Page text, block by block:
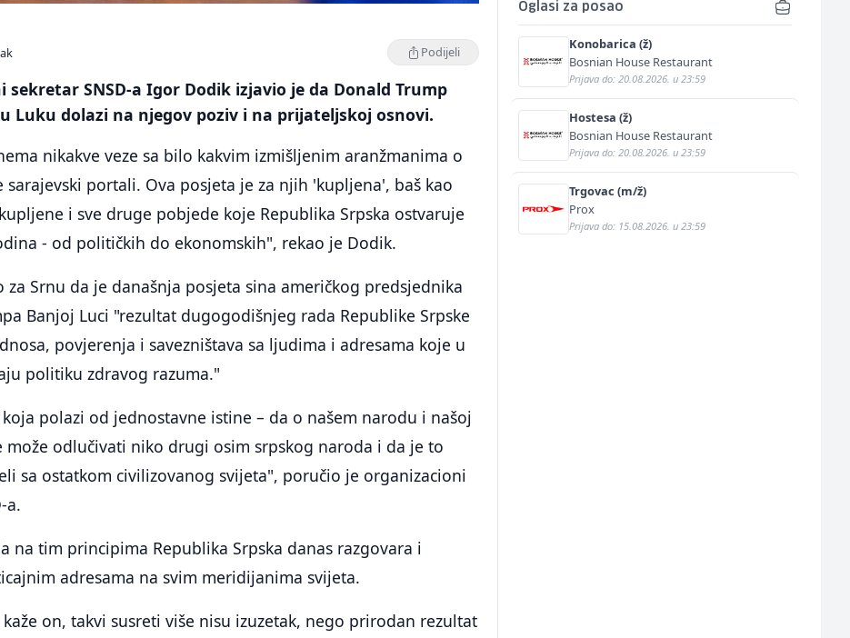
Podijeli
sekretar SNSD-a Igor Dodik izjavio je da Donald Trump
Luku dolazi na njegov poziv i na prijateljskoj osnovi.
nikakve veze sa bilo kakvim izmišljenim aranžmanima o
sarajevski portali. Ova posjeta je za njih 'kupljena', baš kao
i sve druge pobjede koje Republika Srpska ostvaruje
- od političkih do ekonomskih", rekao je Dodik.
za Srnu da je današnja posjeta sina američkog predsjednika
Banjoj Luci "rezultat dugogodišnjeg rada Republike Srpske
povjerenja i savezništava sa ljudima i adresama koje u
politiku zdravog razuma."
polazi od jednostavne istine – da o našem narodu i našoj
može odlučivati niko drugi osim srpskog naroda i da je to
sa ostatkom civilizovanog svijeta", poručio je organizacioni
a.
na tim principima Republika Srpska danas razgovara i
adresama na svim meridijanima svijeta.
on, takvi susreti više nisu izuzetak, nego prirodan rezultat
Oglasi za posao
Konobarica (ž)
Bosnian House Restaurant
Prijava do: 20.08.2026. u 23:59
Hostesa (ž)
Bosnian House Restaurant
Prijava do: 20.08.2026. u 23:59
Trgovac (m/ž)
Prox
Prijava do: 15.08.2026. u 23:59